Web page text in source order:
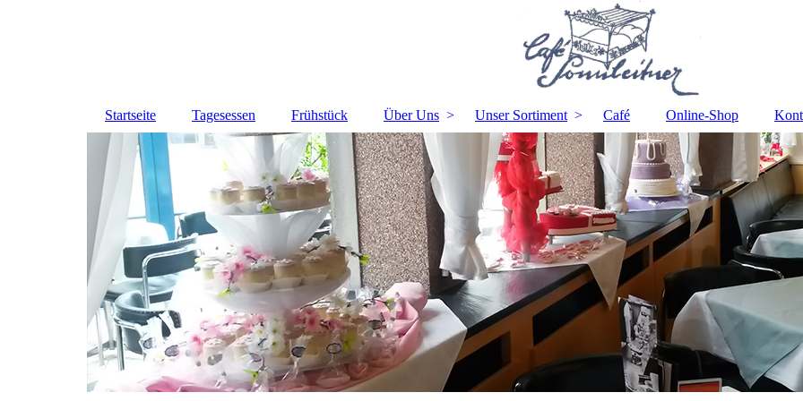
Startseite Tagesessen Frühstück Über Uns Unser Sortiment Café Online-Shop